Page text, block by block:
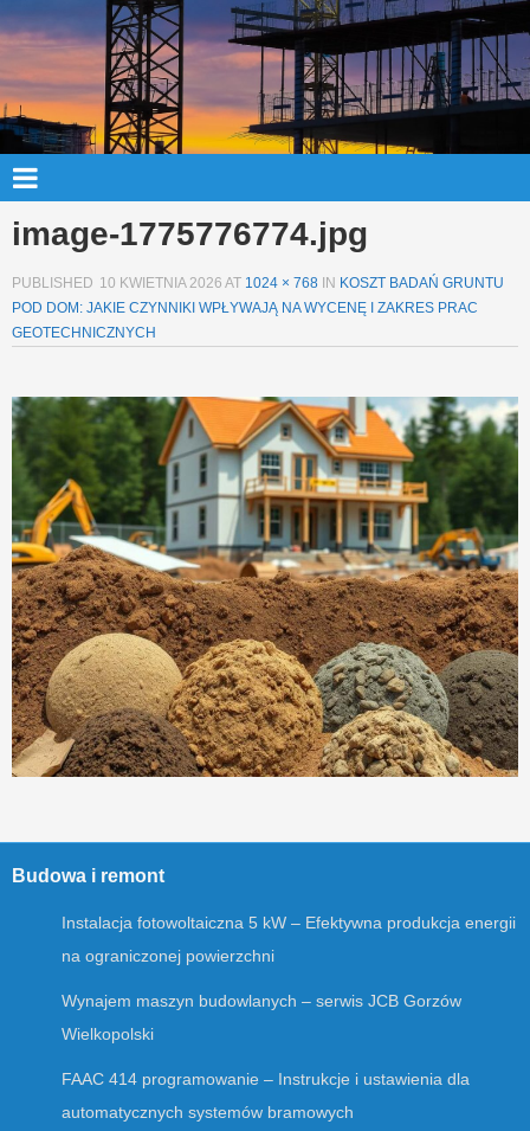
image-1775776774.jpg
PUBLISHED 10 KWIETNIA 2026 AT 1024 × 768 IN KOSZT BADAŃ GRUNTU
POD DOM: JAKIE CZYNNIKI WPŁYWAJĄ NA WYCENĘ I ZAKRES PRAC
GEOTECHNICZNYCH
Budowa i remont
Instalacja fotowoltaiczna 5 kW – Efektywna produkcja energii
na ograniczonej powierzchni
Wynajem maszyn budowlanych – serwis JCB Gorzów
Wielkopolski
FAAC 414 programowanie – Instrukcje i ustawienia dla
automatycznych systemów bramowych